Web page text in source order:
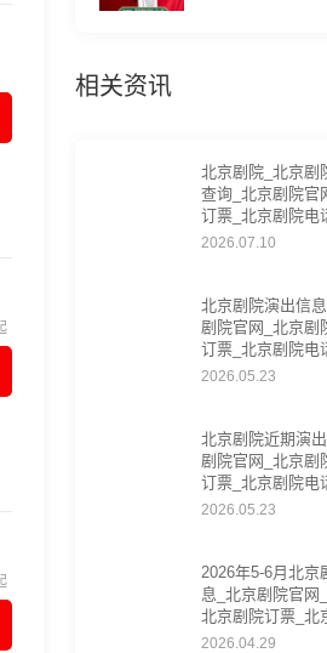
相关资讯
北京剧院_北京剧
查询_北京剧院官
订票_北京剧院电
2026.07.10
北京剧院演出信
剧院官网_北京剧
订票_北京剧院电
2026.05.23
北京剧院近期演
剧院官网_北京剧
订票_北京剧院电
2026.05.23
2026年5-6月北京
息_北京剧院官网
北京剧院订票_北
2026.04.29